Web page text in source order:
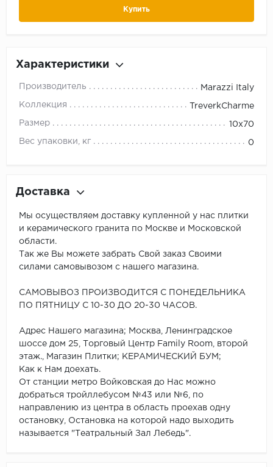
Купить
Характеристики
Производитель Marazzi Italy
Коллекция TreverkCharme
Размер 10x70
Вес упаковки, кг 0
Доставка
Мы осуществляем доставку купленной у нас плитки
и керамического гранита по Москве и Московской
области.
Так же Вы можете забрать Свой заказ Своими
силами самовывозом с нашего магазина.
САМОВЫВОЗ ПРОИЗВОДИТСЯ С ПОНЕДЕЛЬНИКА
ПО ПЯТНИЦУ С 10-30 ДО 20-30 ЧАСОВ.
Адрес Нашего магазина; Москва, Ленинградское
шоссе дом 25, Торговый Центр Family Room, второй
этаж., Магазин Плитки; КЕРАМИЧЕСКИЙ БУМ;
Как к Нам доехать.
От станции метро Войковская до Нас можно
добраться тройллебусом №43 или №6, по
направлению из центра в область проехав одну
остановку, Остановка на которой надо выходить
называется "Театральный Зал Лебедь".